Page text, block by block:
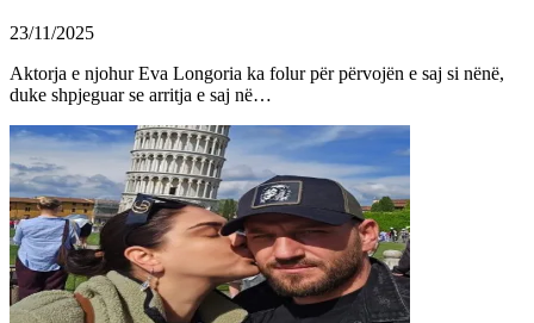
23/11/2025
Aktorja e njohur Eva Longoria ka folur për përvojën e saj si nënë,
duke shpjeguar se arritja e saj në…